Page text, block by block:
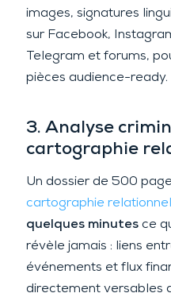
images, signatures
sur Facebook,
Telegram et forums,
pièces audience-ready.
3. Analyse
cartographie
Un dossier de 500
cartographie
quelques minutesce
révèle jamais : liens
événements et flux
directement versables